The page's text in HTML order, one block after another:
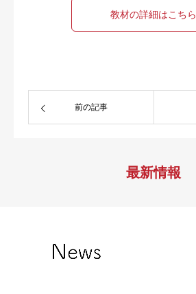
教材の詳細はこちら
前の記事
最新情報